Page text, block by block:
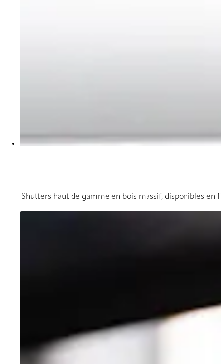
Shutters haut de gamme en bois massif, disponibles